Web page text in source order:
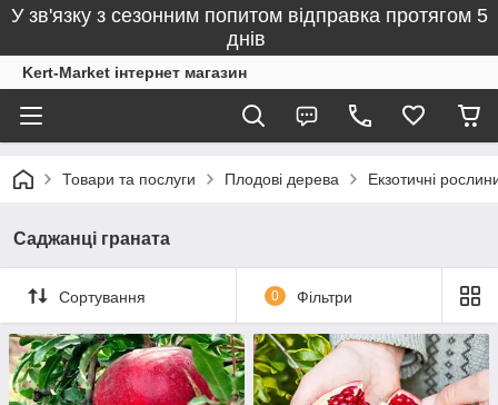
У зв'язку з сезонним попитом відправка протягом 5
днів
Kert-Market інтернет магазин
Товари та послуги Плодові дерева Екзотичні
Саджанці граната
Сортування 0 Фільтри